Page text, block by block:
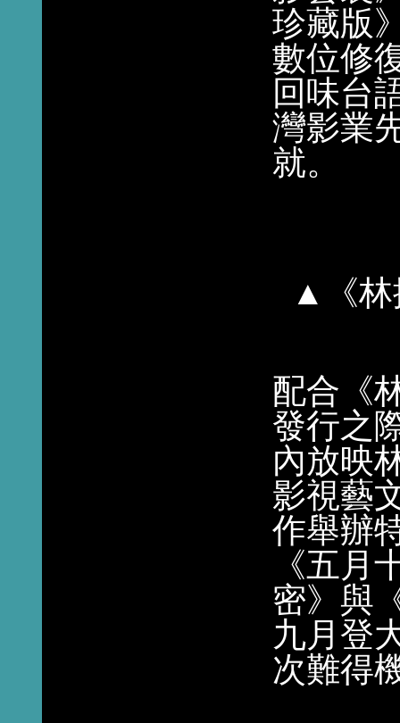
珍藏版
數位修
回味台
灣影業
就。
▲《林
配合《
發行之
內放映
影視藝
作舉辦
《五月
密》與
九月登
次難得